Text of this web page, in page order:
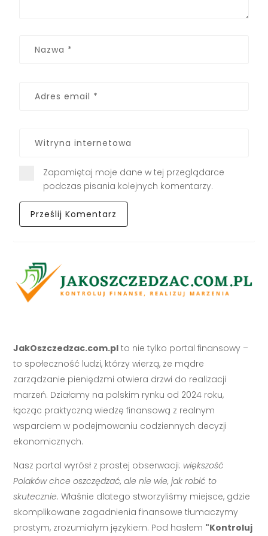
Zapamiętaj moje dane w tej przeglądarce
podczas pisania kolejnych komentarzy.
JakOszczedzac.com.pl to nie tylko portal finansowy –
to społeczność ludzi, którzy wierzą, że mądre
zarządzanie pieniędzmi otwiera drzwi do realizacji
marzeń. Działamy na polskim rynku od 2024 roku,
łącząc praktyczną wiedzę finansową z realnym
wsparciem w podejmowaniu codziennych decyzji
ekonomicznych.
Nasz portal wyrósł z prostej obserwacji: większość
Polaków chce oszczędzać, ale nie wie, jak robić to
skutecznie. Właśnie dlatego stworzyliśmy miejsce, gdzie
skomplikowane zagadnienia finansowe tłumaczymy
prostym, zrozumiałym językiem. Pod hasłem "Kontroluj